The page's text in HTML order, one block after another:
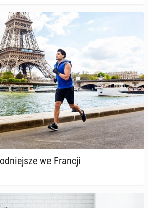
ćwiczyć latem, by uniknąć od­
we Francji